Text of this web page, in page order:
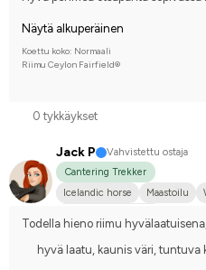
Näytä alkuperäinen
Koettu koko: Normaali
Riimu Ceylon Fairfield®
0 tykkäykset
Jack P
Vahvistettu ostaja
Cantering Trekker
Icelandic horse
Maastoilu
Todella hieno riimu
hyvä laatu, kaunis väri, tuntuva